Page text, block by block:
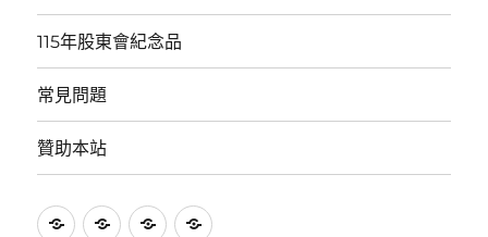
115年股東會紀念品
常見問題
贊助本站
115 115 常 贊